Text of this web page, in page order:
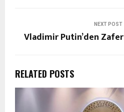
NEXT POST
Vladimir Putin’den Zafer
RELATED POSTS